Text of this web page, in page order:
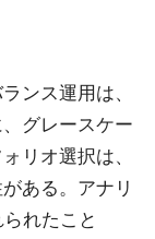
ンス運用は、
グレースケー
リオ選択は、
ある。アナリ
れたこと